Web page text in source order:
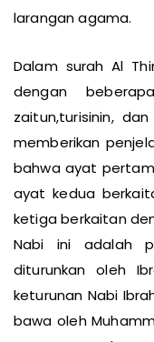
dan bersabar
larangan agama.
Dalam surah Al
dengan
zaitun,turisinin,
memberikan
bahwa ayat
ayat kedua
ketiga berkaitan
Nabi ini adalah
diturunkan oleh
keturunan Nabi
bawa oleh